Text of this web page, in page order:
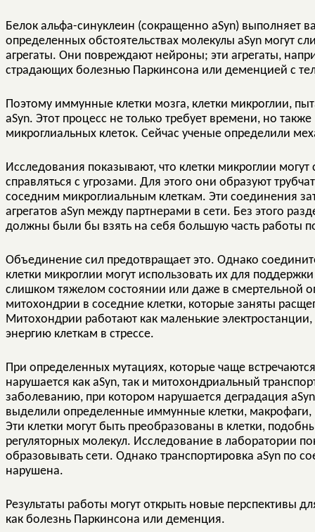
Белок альфа-синуклеин (сокращенно aSyn) выполняет
определенных обстоятельствах молекулы aSyn могут
агрегаты. Они повреждают нейроны; эти агрегаты,
страдающих болезнью Паркинсона или деменцией с
Поэтому иммунные клетки мозга, клетки микроглии,
aSyn. Этот процесс не только требует времени, но
микроглиальных клеток. Сейчас ученые определили
Исследования показывают, что клетки микроглии
справляться с угрозами. Для этого они образуют
соседним микроглиальным клеткам. Эти соединения
агрегатов aSyn между партнерами в сети. Без этого
должны были бы взять на себя большую часть работы
Объединение сил предотвращает это. Однако
клетки микроглии могут использовать их для
слишком тяжелом состоянии или даже в смертельной
митохондрии в соседние клетки, которые заняты
Митохондрии работают как маленькие
энергию клеткам в стрессе.
При определенных мутациях, которые чаще
нарушается как aSyn, так и митохондриальный
заболеванию, при котором нарушается деградация
выделили определенные иммунные клетки,
Эти клетки могут быть преобразованы в клетки,
регуляторных молекул. Исследование в лаборатории
образовывать сети. Однако транспортировка aSyn по
нарушена.
Результаты работы могут открыть новые перспективы
как болезнь Паркинсона или деменция.